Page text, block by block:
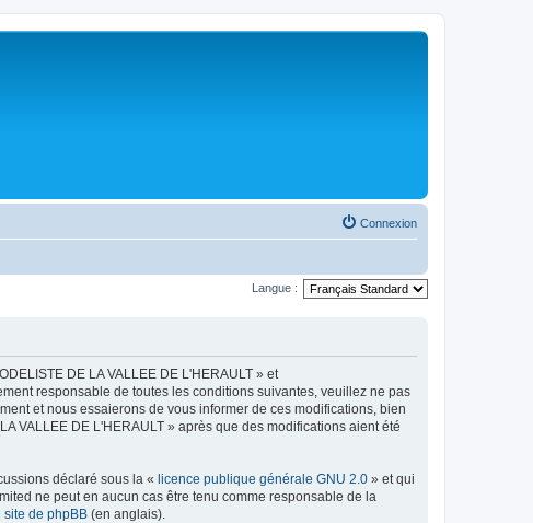
Connexion
Langue :
DE LA VALLEE DE L'HERAULT » et
responsable de toutes les conditions suivantes, veuillez ne pas
et nous essaierons de vous informer de ces modifications, bien
VALLEE DE L'HERAULT » après que des modifications aient été
déclaré sous la « licence publique générale GNU 2.0 » et qui
ne peut en aucun cas être tenu comme responsable de la
site de phpBB (en anglais).